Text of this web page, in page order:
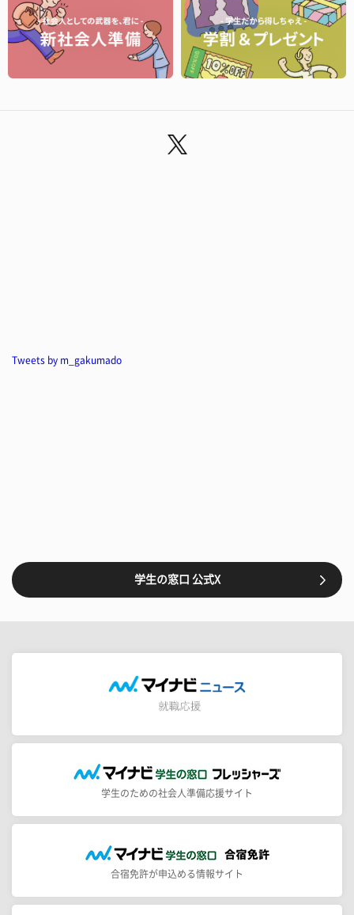
Tweets by m_gakumado
学生の窓口 公式X
学生のための社会人準備応援サイト
合宿免許が申込める情報サイト